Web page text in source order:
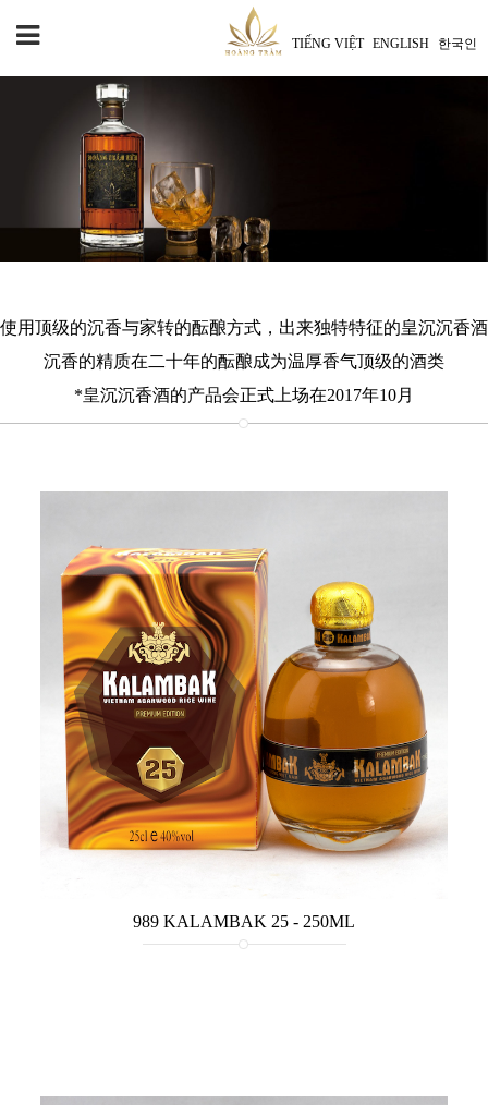
TIẾNG VIỆT ENGLISH 한국인
使用顶级的沉香与家转的酝酿方式，出来独特特征的皇沉沉香酒
沉香的精质在二十年的酝酿成为温厚香气顶级的酒类
*皇沉沉香酒的产品会正式上场在2017年10月
989 KALAMBAK 25 - 250ML